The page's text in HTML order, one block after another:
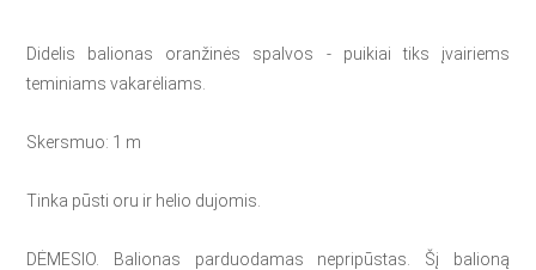
Didelis balionas oranžinės spalvos - puikiai tiks įvairiems
teminiams vakarėliams.
Skersmuo: 1 m
Tinka pūsti oru ir helio dujomis.
DĖMESIO. Balionas parduodamas nepripūstas. Šį balioną